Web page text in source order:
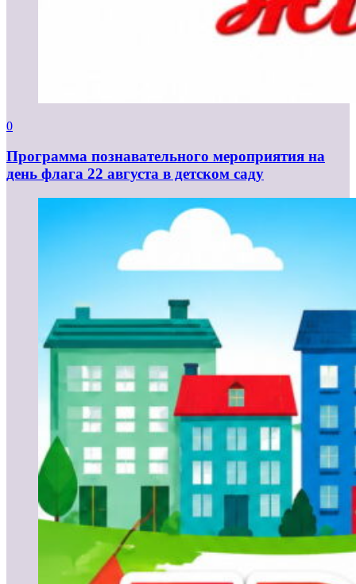
0
Программа познавательного мероприятия на
день флага 22 августа в детском саду